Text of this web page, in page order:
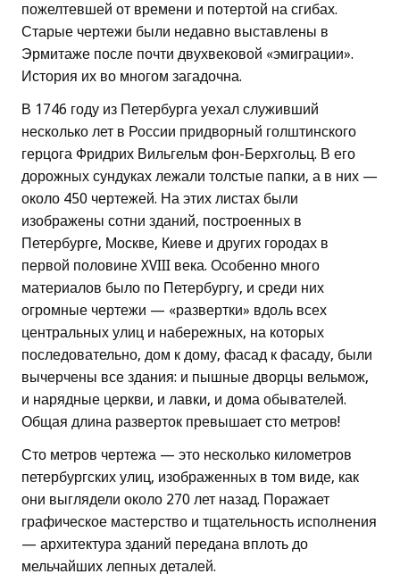
пожелтевшей от времени и потертой на сгибах.
Старые чертежи были недавно выставлены в
Эрмитаже после почти двухвековой «эмиграции».
История их во многом загадочна.
В 1746 году из Петербурга уехал служивший
несколько лет в России придворный голштинского
герцога Фридрих Вильгельм фон-Берхгольц. В его
дорожных сундуках лежали толстые папки, а в них —
около 450 чертежей. На этих листах были
изображены сотни зданий, построенных в
Петербурге, Москве, Киеве и других городах в
первой половине XVIII века. Особенно много
материалов было по Петербургу, и среди них
огромные чертежи — «развертки» вдоль всех
центральных улиц и набережных, на которых
последовательно, дом к дому, фасад к фасаду, были
вычерчены все здания: и пышные дворцы вельмож,
и нарядные церкви, и лавки, и дома обывателей.
Общая длина разверток превышает сто метров!
Сто метров чертежа — это несколько километров
петербургских улиц, изображенных в том виде, как
они выглядели около 270 лет назад. Поражает
графическое мастерство и тщательность исполнения
— архитектура зданий передана вплоть до
мельчайших лепных деталей.